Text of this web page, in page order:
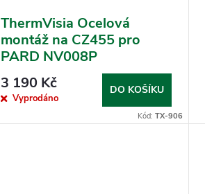
ThermVisia Ocelová
montáž na CZ455 pro
PARD NV008P
3 190 Kč
Vyprodáno
DO KOŠÍKU
Kód: TX-906